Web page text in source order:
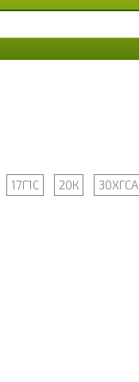
17Г1С 20К
30ХГСА